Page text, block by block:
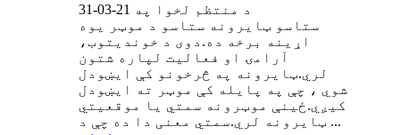
د منتظم لخوا په 21-03-31
ستاسو ټایرونه ستاسو د موټر یوه
اړینه برخه ده.دوی د خوندیتوب،
آرامۍ او فعالیت لپاره شتون
لري.ټایرونه په څرخونو کې ایښودل
شوي ، چې په پایله کې موټر ته ایښودل
کیږي.ځینې ​​​​موټرونه سمتي یا موقعیتي
ټایرونه لري.سمتي معنی دا ده چې د ...